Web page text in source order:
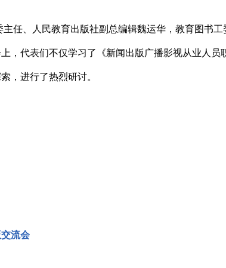
任、人民教育出版社副总编辑魏运华，教育图书
，代表们不仅学习了《新闻出版广播影视从业人员
，进行了热烈研讨。
流会